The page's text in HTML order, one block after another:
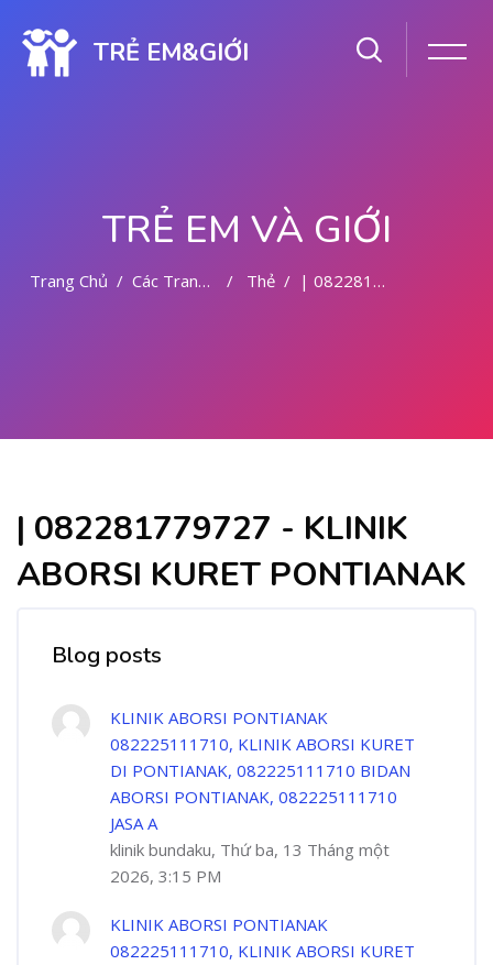
TRẺ EM&GIỚI
TRẺ EM VÀ GIỚI
Trang Chủ Các Trang Của Hệ Thống Thẻ | 082281779727 - KLINIK ABORSI KURET PONTIANAK
| 082281779727 - KLINIK
ABORSI KURET PONTIANAK
Blog posts
KLINIK ABORSI PONTIANAK
082225111710, KLINIK ABORSI KURET
DI PONTIANAK, 082225111710 BIDAN
ABORSI PONTIANAK, 082225111710
JASA A
klinik bundaku, Thứ ba, 13 Tháng một
2026, 3:15 PM
KLINIK ABORSI PONTIANAK
082225111710, KLINIK ABORSI KURET